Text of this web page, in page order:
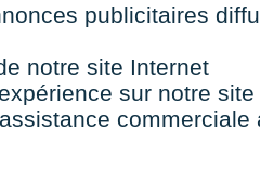
TOUTES NOS
publicitaires
notre site Internet
sur notre site